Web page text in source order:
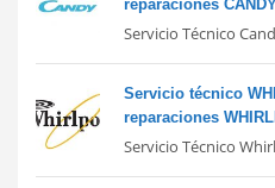
reparaciones
Servicio Técnico
Servicio técnico
reparaciones
Servicio Técnico